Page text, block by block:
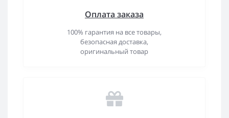
Оплата заказа
100% гарантия на все товары,
безопасная доставка,
оригинальный товар